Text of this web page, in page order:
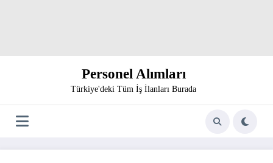
Personel Alımları
Türkiye'deki Tüm İş İlanları Burada